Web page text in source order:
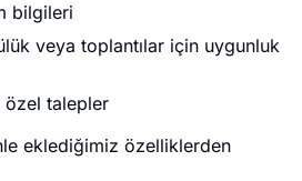
bilgileri
veya toplantılar için uygunluk
özel talepler
eklediğimiz özelliklerden